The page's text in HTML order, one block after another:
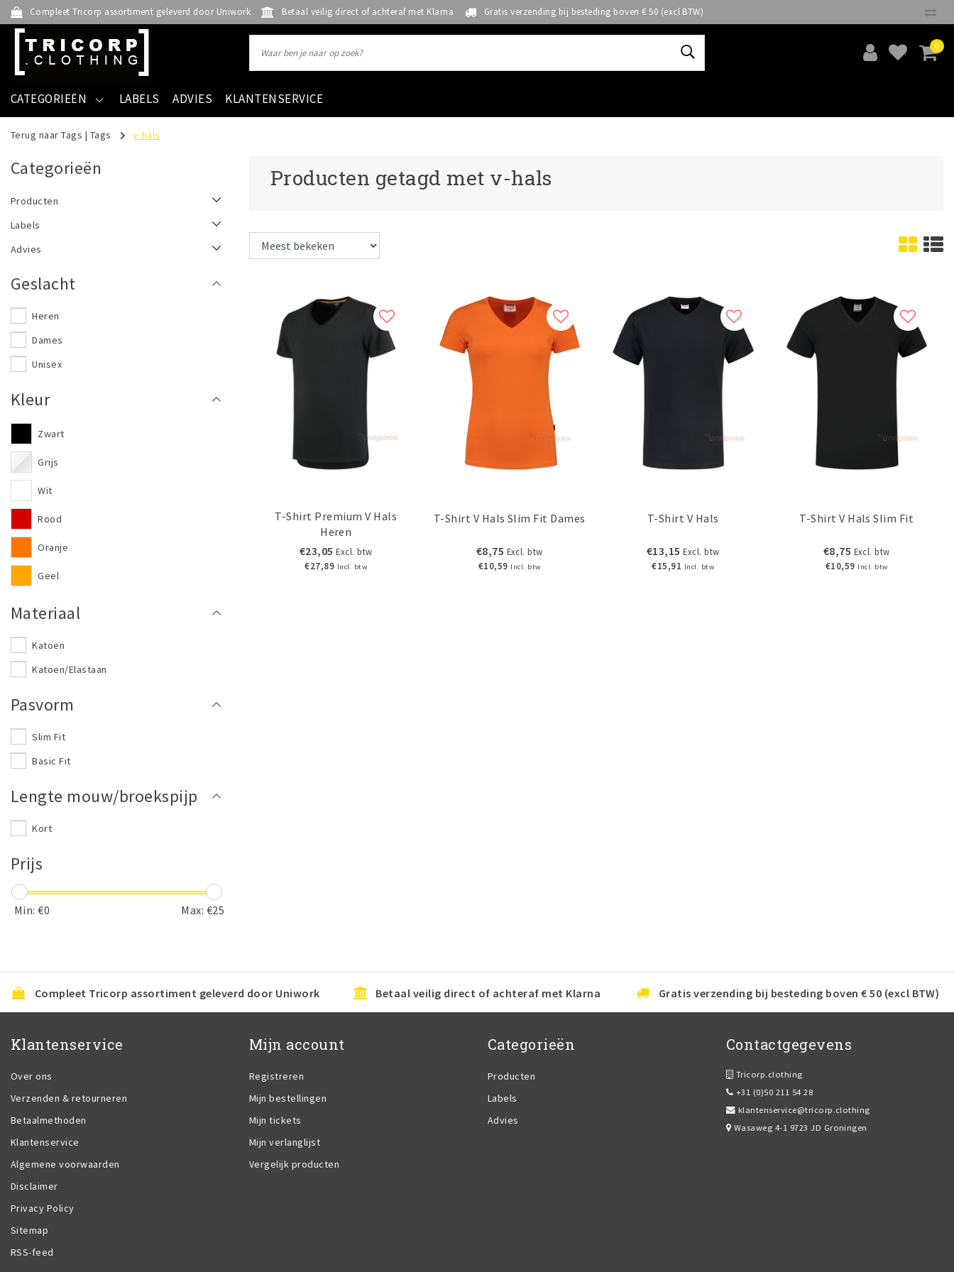
Compleet Tricorp assortiment geleverd door Uniwork Betaal veilig direct of achteraf met Klarna Gratis verzending bij besteding boven € 50 (excl BTW)
0
CATEGORIEËN LABELS ADVIES KLANTENSERVICE
Terug naar Tags | Tags v-hals
Categorieën
Producten
Labels
Advies
Geslacht
Heren
Dames
Unisex
Kleur
Zwart
Grijs
Wit
Rood
Oranje
Geel
Groen
Materiaal
Katoen
Katoen/Elastaan
Pasvorm
Slim Fit
Basic Fit
Lengte mouw/broekspijp
Kort
Prijs
Min: €0 Max: €25
Producten getagd met v-hals
T-Shirt Premium V Hals
Heren
€23,05 Excl. btw
€27,89 Incl. btw
T-Shirt V Hals Slim Fit Dames
€8,75 Excl. btw
€10,59 Incl. btw
T-Shirt V Hals
€13,15 Excl. btw
€15,91 Incl. btw
T-Shirt V Hals Slim Fit
€8,75 Excl. btw
€10,59 Incl. btw
Compleet Tricorp assortiment geleverd door Uniwork Betaal veilig direct of achteraf met Klarna Gratis verzending bij besteding boven € 50 (excl BTW)
Klantenservice
Over ons
Verzenden & retourneren
Betaalmethoden
Klantenservice
Algemene voorwaarden
Disclaimer
Privacy Policy
Sitemap
RSS-feed
Mijn account
Registreren
Mijn bestellingen
Mijn tickets
Mijn verlanglijst
Vergelijk producten
Categorieën
Producten
Labels
Advies
Contactgegevens
Tricorp.clothing
+31 (0)50 211 54 28
klantenservice@tricorp.clothing
Wasaweg 4-1 9723 JD Groningen